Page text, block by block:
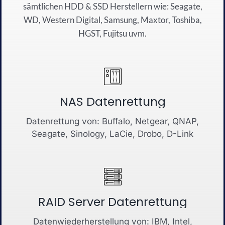
sämtlichen HDD&SSD Herstellern wie:Seagate,
WD,Western Digital,Samsung, Maxtor,Toshiba,
HGST, Fujitsuuvm.
NAS Datenrettung
Datenrettung von: Buffalo, Netgear, QNAP,
Seagate, Sinology, LaCie, Drobo, D-Link
RAID Server Datenrettung
Datenwiederherstellung von: IBM, Intel,